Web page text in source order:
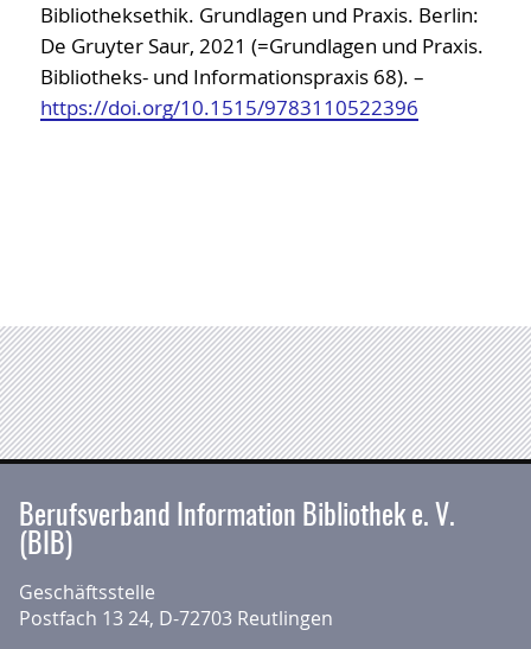
Bibliotheksethik. Grundlagen und Praxis. Berlin:
De Gruyter Saur, 2021 (=Grundlagen und Praxis.
Bibliotheks- und Informationspraxis 68). –
https://doi.org/10.1515/9783110522396
Berufsverband Information Bibliothek e. V.
(BIB)
Geschäftsstelle
Postfach 13 24, D-72703 Reutlingen